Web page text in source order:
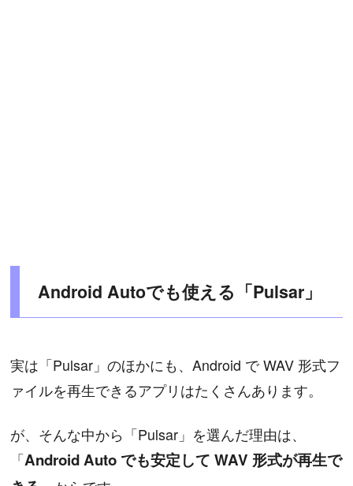
Android Autoでも使える「Pulsar」
実は「Pulsar」のほかにも、Android で WAV 形式フ
ァイルを再生できるアプリはたくさんあります。
が、そんな中から「Pulsar」を選んだ理由は、
「Android Auto でも安定して WAV 形式が再生で